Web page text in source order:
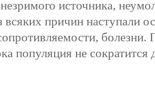
незримого источника,
всяких причин наступали
болезни.
популяция не